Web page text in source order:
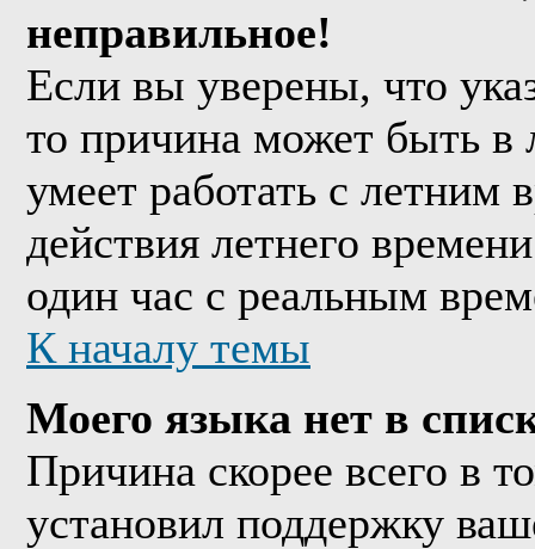
неправильное!
Если вы уверены, что
то причина может быть
умеет работать с летним
действия летнего
один час с реальным
К началу темы
Моего языка нет в
Причина скорее всего в
установил поддержку